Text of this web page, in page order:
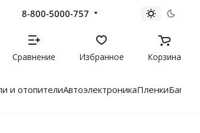
8-800-5000-757
Сравнение Избранное Корзина
и отопителиАвтоэлектроникаПленки